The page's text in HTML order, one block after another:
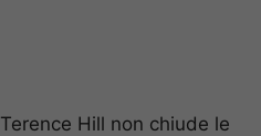
Hill non chiude le